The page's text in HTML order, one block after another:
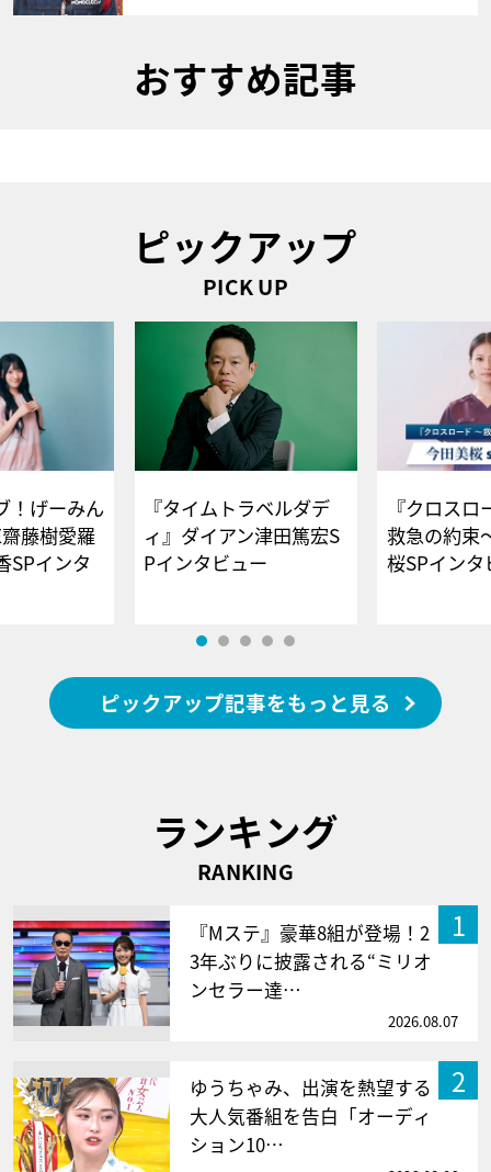
おすすめ記事
ピックアップ
PICK UP
！げーみん
藤樹愛羅
SPインタ
『タイムトラベルダデ
ィ』ダイアン津田篤宏S
Pインタビュー
『クロス
救急の約束
桜SPイ
ピックアップ記事をもっと見る
ランキング
RANKING
1
『Mステ』豪華8組が登場！2
3年ぶりに披露される“ミリオ
ンセラー達…
2026.08.07
2
ゆうちゃみ、出演を熱望する
大人気番組を告白「オーディ
ション10…